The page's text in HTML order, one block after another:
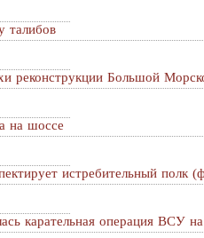
талибов
реконструкции Большой
на шоссе
истребительный полк
карательная операция ВСУ